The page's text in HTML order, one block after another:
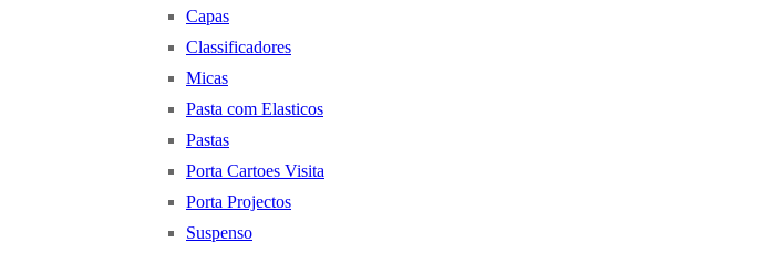
Capas
Classificadores
Micas
Pasta com Elasticos
Pastas
Porta Cartoes Visita
Porta Projectos
Suspenso